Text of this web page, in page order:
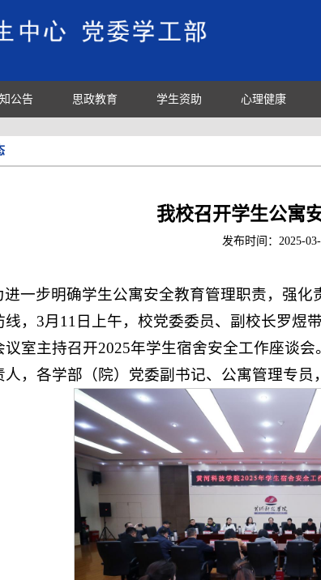
公告 思政教育 学生资助 心理健康
我校召开学生公寓
发布时间：2025-
进一步明确学生公寓安全教育管理职责，强
线，3月11日上午，校党委委员、副校长罗煜
议室主持召开2025年学生宿舍安全工作座谈
人，各学部（院）党委副书记、公寓管理专员